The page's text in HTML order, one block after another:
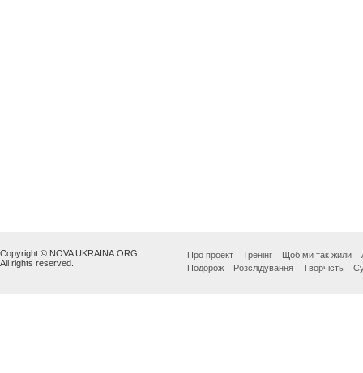
Copyright © NOVA UKRAINA.ORG
All rights reserved.
Про проект Тренінг Щоб ми так жили
Подорож
Розслідування Творчість